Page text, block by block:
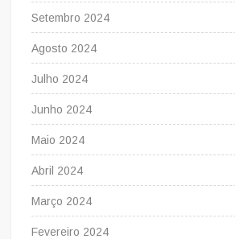
Setembro 2024
Agosto 2024
Julho 2024
Junho 2024
Maio 2024
Abril 2024
Março 2024
Fevereiro 2024